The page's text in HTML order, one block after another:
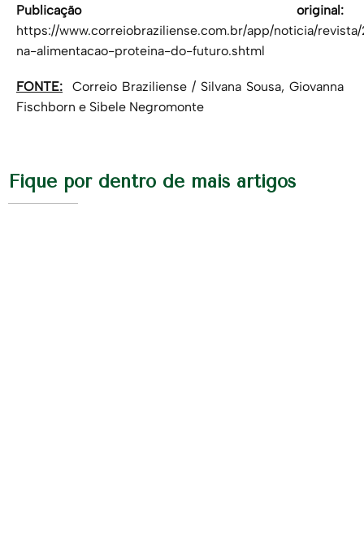
Publicação original:
https://www.correiobraziliense.com.br/app/noticia/
na-alimentacao-proteina-do-futuro.shtml
FONTE: Correio Braziliense / Silvana Sousa, Giovanna
Fischborn e Sibele Negromonte
Fique por dentro de mais artigos